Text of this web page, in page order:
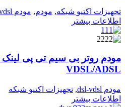
تجهیزات اکتیو شبکه, مودم, مودم dsl-vdsl
اطلاعات بیشتر
VDSL/ADSL
مودم dsl-vdsl , تجهیزات اکتیو شبکه
اطلاعات بیشتر